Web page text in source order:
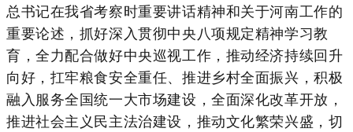
总书记在我省考察时重要讲话精神和关于河南工作的
重要论述，抓好深入贯彻中央八项规定精神学习教
育，全力配合做好中央巡视工作，推动经济持续回升
向好，扛牢粮食安全重任、推进乡村全面振兴，积极
融入服务全国统一大市场建设，全面深化改革开放，
推进社会主义民主法治建设，推动文化繁荣兴盛，切